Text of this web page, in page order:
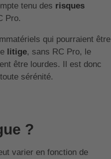
tenu des risques
Pro.
qui pourraient être
litige, sans RC Pro, le
être lourdes. Il est donc
sérénité.
?
varier en fonction de